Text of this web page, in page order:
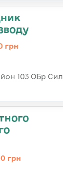
грн
103 ОБр Сил
грн